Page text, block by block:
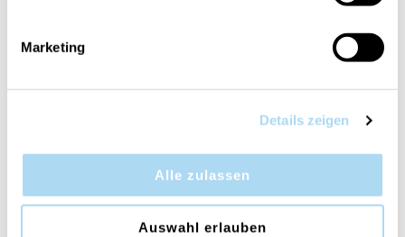
Marketing
Details zeigen
Alle zulassen
Auswahl erlauben
Orange Blossom & Ginger
Una fragranza rinfrescante che unisce una profonda